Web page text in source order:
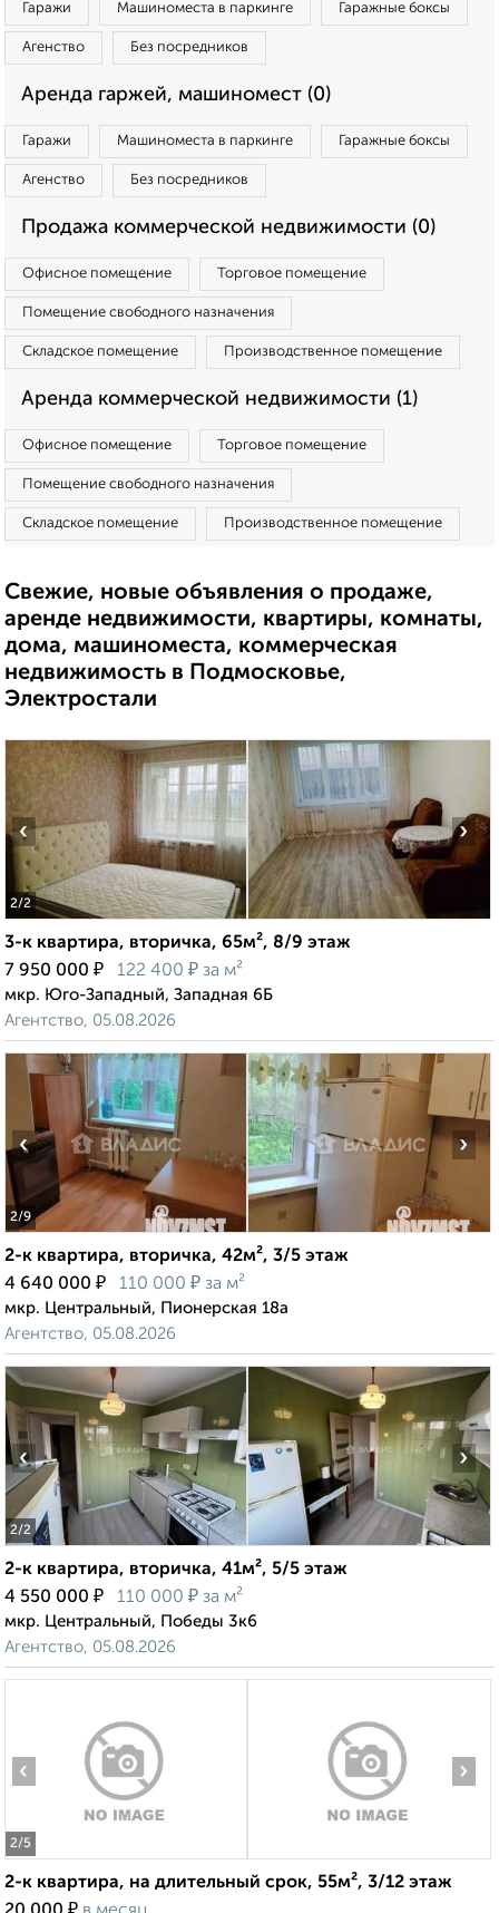
Гаражи Машиноместа в паркинге Гаражные боксы
Агенство Без посредников
Аренда гаржей, машиномест (0)
Гаражи Машиноместа в паркинге Гаражные боксы
Агенство Без посредников
Продажа коммерческой недвижимости (0)
Офисное помещение Торговое помещение
Помещение свободного назначения
Складское помещение Производственное помещение
Аренда коммерческой недвижимости (1)
Офисное помещение Торговое помещение
Помещение свободного назначения
Складское помещение Производственное помещение
Свежие, новые объявления о продаже,
аренде недвижимости, квартиры, комнаты,
дома, машиноместа, коммерческая
недвижимость в Подмосковье,
Электростали
2/2
‹ ›
3-к квартира, вторичка, 65м², 8/9 этаж
7 950 000 ₽ 122 400 ₽ за м²
мкр. Юго-Западный, Западная 6Б
Агентство, 05.08.2026
2/9
‹ ›
2-к квартира, вторичка, 42м², 3/5 этаж
4 640 000 ₽ 110 000 ₽ за м²
мкр. Центральный, Пионерская 18а
Агентство, 05.08.2026
2/2
‹ ›
2-к квартира, вторичка, 41м², 5/5 этаж
4 550 000 ₽ 110 000 ₽ за м²
мкр. Центральный, Победы 3к6
Агентство, 05.08.2026
2/5
‹ ›
2-к квартира, на длительный срок, 55м², 3/12 этаж